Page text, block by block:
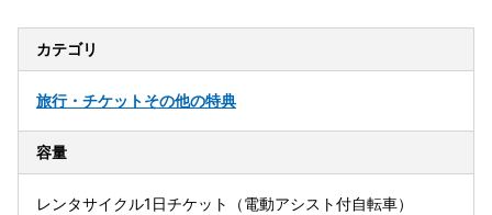
カテゴリ
旅行・チケットその他の特典
容量
レンタサイクル1日チケット（電動アシスト付自転車）